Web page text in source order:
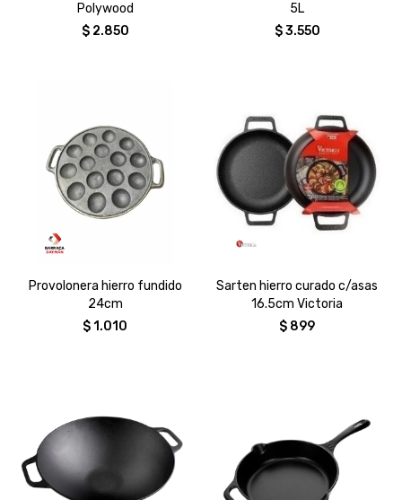
Polywood
$ 2.850
5L
$ 3.550
Provolonera hierro fundido
24cm
$1.010
Sarten hierro curado c/asas
16.5cm Victoria
$ 899